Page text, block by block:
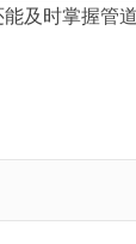
及时掌握管